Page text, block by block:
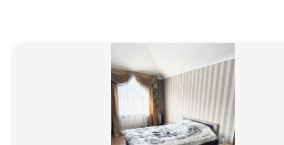
Максимально размещение 8